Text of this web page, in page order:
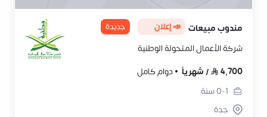
مندوب مبيعات 📣 إعلان جديدة
شركة الأعمال المتحولة الوطنية
4,700
/ شهرياً
دوام كامل
0-1سنة
جدة